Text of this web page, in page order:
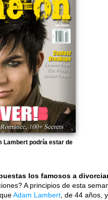
Lambert podría estar de
los famosos a
A principios de esta
Adam Lambert , de 44 años,